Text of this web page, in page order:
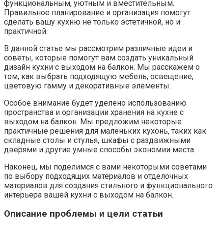
функциональным, уютным и вместительным.​
Правильное планирование и организация помогут
сделать вашу кухню не только эстетичной, но и
практичной.​
В данной статье мы рассмотрим различные идеи и
советы, которые помогут вам создать уникальный
дизайн кухни с выходом на балкон. Мы расскажем о
том, как выбрать подходящую мебель, освещение,
цветовую гамму и декоративные элементы.​
Особое внимание будет уделено использованию
пространства и организации хранения на кухне с
выходом на балкон.​ Мы предложим некоторые
практичные решения для маленьких кухонь, таких как
складные столы и стулья, шкафы с раздвижными
дверями и другие умные способы экономии места.​
Наконец, мы поделимся с вами некоторыми советами
по выбору подходящих материалов и отделочных
материалов для создания стильного и функционального
интерьера вашей кухни с выходом на балкон.​
Описание проблемы и цели статьи